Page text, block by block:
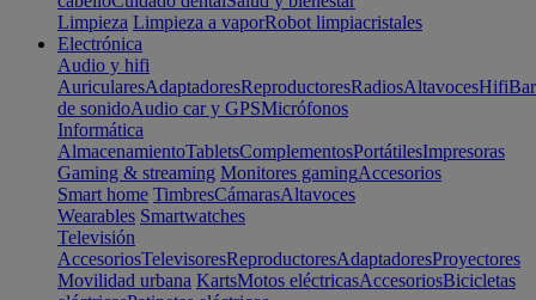
Limpieza Limpieza a vaporRobot limpiacristales
Electrónica
Audio y hifi
AuricularesAdaptadoresReproductoresRadiosAltavocesHifi
de sonidoAudio car y GPSMicrófonos
Informática
AlmacenamientoTabletsComplementosPortátilesImpresoras
Gaming & streaming Monitores gamingAccesorios
Smart home TimbresCámarasAltavoces
Wearables Smartwatches
Televisión
AccesoriosTelevisoresReproductoresAdaptadoresProyectores
Movilidad urbana KartsMotos eléctricasAccesoriosBicicletas